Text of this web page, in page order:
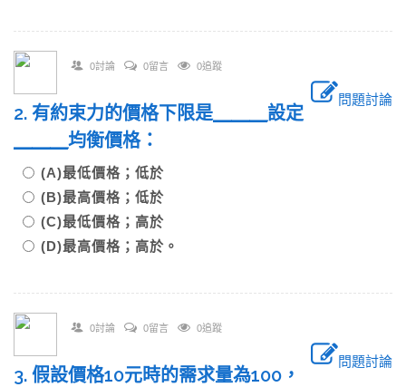
0討論 0留言 0追蹤
問題討論
2. 有約束力的價格下限是
設定
均衡價格：
(A)最低價格；低於
(B)最高價格；低於
(C)最低價格；高於
(D)最高價格；高於。
0討論 0留言 0追蹤
問題討論
3. 假設價格10元時的需求量為100，